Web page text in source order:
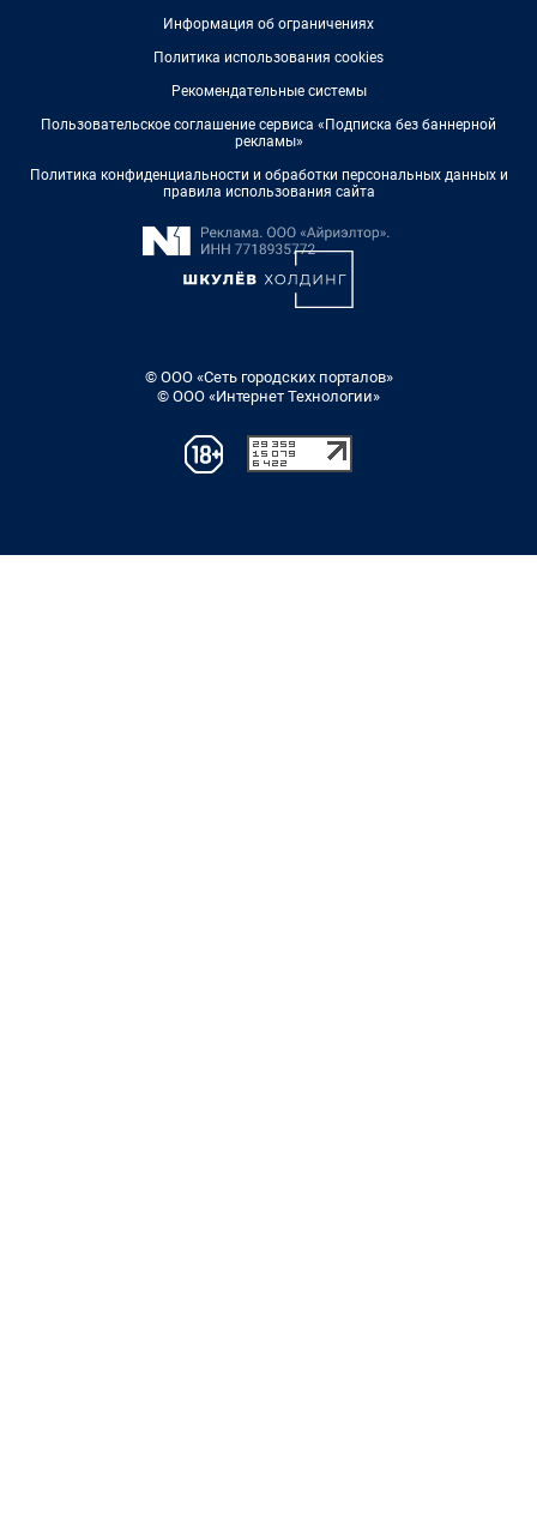
Информация об ограничениях
Политика использования cookies
Рекомендательные системы
Пользовательское соглашение сервиса «Подписка без баннерной
рекламы»
Политика конфиденциальности и обработки персональных данных и
правила использования сайта
© ООО «Сеть городских порталов»
© ООО «Интернет Технологии»